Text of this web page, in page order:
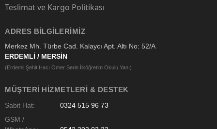
Teslimat ve Kargo Politikası
ADRES BILGILERIMIZ
Merkez Mh. Türbe Cad. Kalaycı Apt. Altı No: 52/A
ERDEMLİ / MERSİN
(Erdemli Şehit Hacı Ömer Serin İlköğretim Okulu Yanı)
MÜŞTERI HIZMETLERI & DESTEK
Sabit Hat:
0324 515 96 73
GSM /